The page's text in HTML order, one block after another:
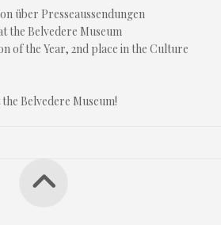
über Presseaussendungen
the Belvedere Museum
of the Year, 2nd place in the Culture
Belvedere Museum!